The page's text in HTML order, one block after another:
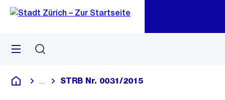
Navigation
Sprunglink
Menü
Deutsch
Blende alle Breadcrumbs ein
STRB Nr. 0031/2015